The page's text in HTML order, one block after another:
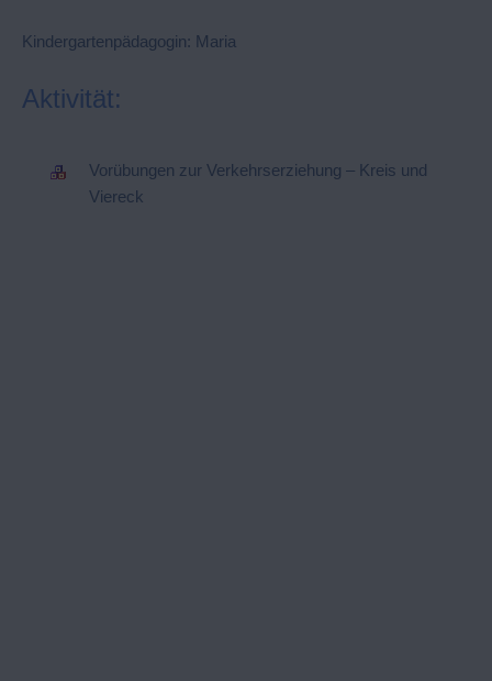
Kindergartenpädagogin: Maria
Aktivität:
Vorübungen zur Verkehrserziehung – Kreis und
Viereck